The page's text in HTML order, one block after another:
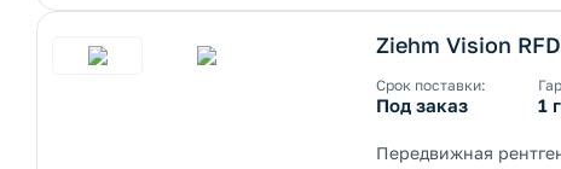
Ziehm Vision RFD
Срок поставки:
Под заказ 1
Передвижная